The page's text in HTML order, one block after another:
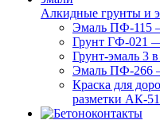
Алкидные грунты и
Эмаль ПФ-115
Грунт ГФ-021
Грунт-эмаль 3 в
Эмаль ПФ-266
Краска для
разметки АК-